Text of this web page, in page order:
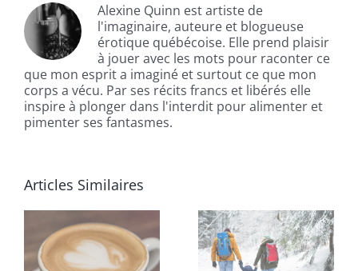
Alexine Quinn est artiste de
l'imaginaire, auteure et blogueuse
érotique québécoise. Elle prend plaisir
à jouer avec les mots pour raconter ce
que mon esprit a imaginé et surtout ce que mon
corps a vécu. Par ses récits francs et libérés elle
inspire à plonger dans l'interdit pour alimenter et
pimenter ses fantasmes.
Articles Similaires